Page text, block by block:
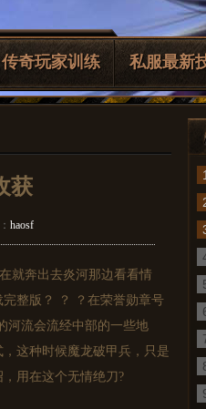
传奇玩家训练 私服最新
获
haosf
就奔出去炎河那边看看情
整版？ ？ ？在荣誉勋章号
河流会流经中部的一些地
这种时候魔龙破甲兵，只是
用在这个无情绝刀?
1